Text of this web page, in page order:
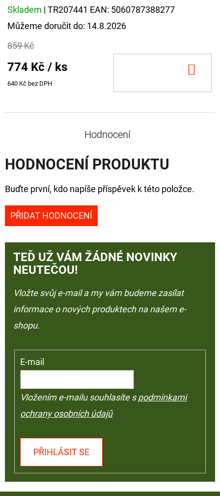
Skladem | TR207441 EAN: 5060787388277
Můžeme doručit do: 14.8.2026
859 Kč
774 Kč / ks
640 Kč bez DPH
Hodnocení
HODNOCENÍ PRODUKTU
Buďte první, kdo napíše příspěvek k této položce.
PŘIDAT HODNOCENÍ
TEĎ UŽ VÁM ŽÁDNÉ NOVINKY
NEUTEČOU!
Vložte svůj e-mail a my vám budeme zasílat
informace o nových produktech na našem e-
shopu.
E-mail
Vložením e-mailu souhlasíte spodmínkami
ochrany osobních údajů
PŘIHLÁSIT SE